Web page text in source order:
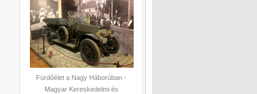
Fürdőélet a Nagy Háborúban -
Magyar Kereskedelmi és